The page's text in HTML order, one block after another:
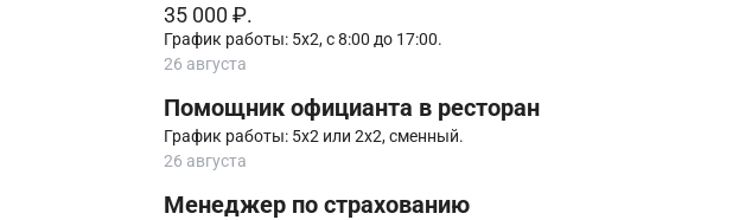
35 000 ₽.
График работы: 5х2, с 8:00 до 17:00.
26 августа
Помощник официанта в ресторан
График работы: 5х2 или 2х2, сменный.
26 августа
Менеджер по страхованию